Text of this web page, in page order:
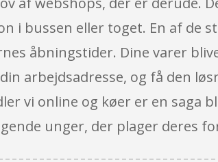
i bussen eller toget. En af de
åbningstider. Dine varer
arbejdsadresse, og få den
vi online og køer er en saga
unger, der plager deres